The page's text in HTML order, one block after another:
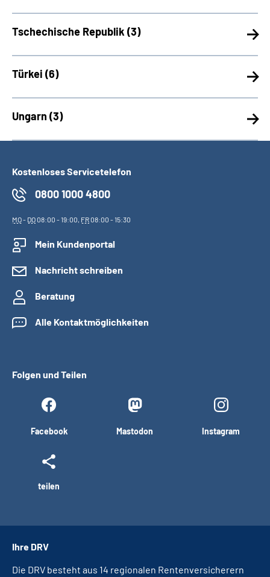
Tschechische Republik (3)
Türkei (6)
Ungarn (3)
Kostenloses Servicetelefon
0800 1000 4800
MO- DO08:00 - 19:00, FR08:00 - 15:30
Mein Kundenportal
Nachricht schreiben
Beratung
Alle Kontaktmöglichkeiten
Folgen und Teilen
Facebook Mastodon Instagram
teilen
Ihre DRV
Die DRV besteht aus 14 regionalen Rentenversicherern